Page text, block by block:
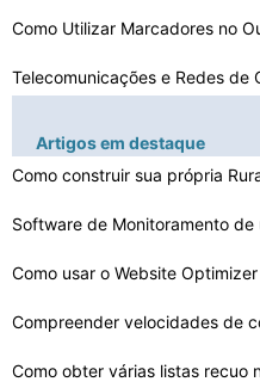
Como Utilizar Marcadores no
Telecomunicações e Redes de
Como Verificar Hosts mail
Como instalar um certificado
Como bloquear IMVU
Artigos em destaque
Software de Monitoramento de
Como usar o Website Optimizer
Compreender velocidades de
Como obter várias listas recuo